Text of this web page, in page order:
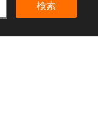
検索